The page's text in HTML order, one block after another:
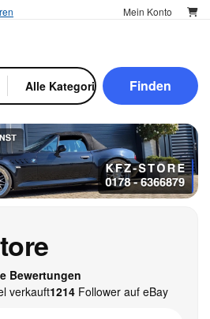
Mein Konto
Finden
Bewertungen
verkauft1214Follower auf eBay